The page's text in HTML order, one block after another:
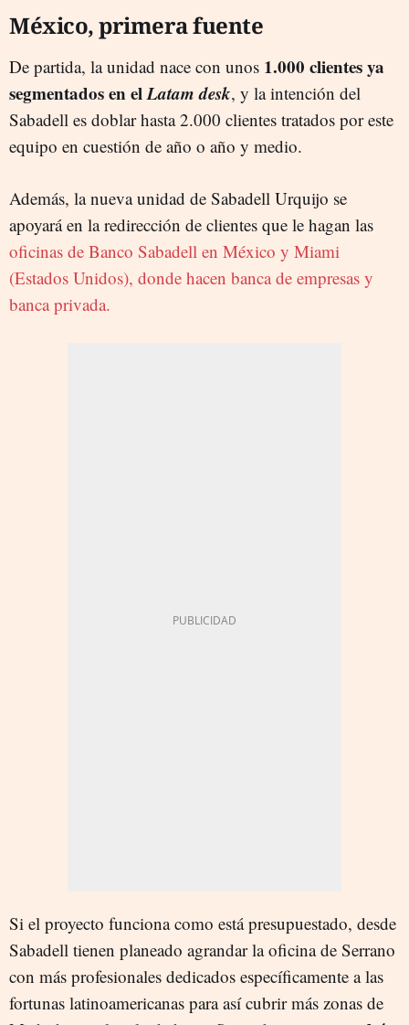
México, primera fuente
De partida, la unidad nace con unos 1.000 clientes ya
segmentados en elLatam desk, y la intención del
Sabadell es doblar hasta 2.000 clientes tratados por este
equipo en cuestión de año o año y medio.
Además, la nueva unidad de Sabadell Urquijo se
apoyará en la redirección de clientes que le hagan las
oficinas de Banco Sabadell en México y Miami
(Estados Unidos), donde hacen banca de empresas y
banca privada.
Si el proyecto funciona como está presupuestado, desde
Sabadell tienen planeado agrandar la oficina de Serrano
con más profesionales dedicados específicamente a las
fortunas latinoamericanas para así cubrir más zonas de